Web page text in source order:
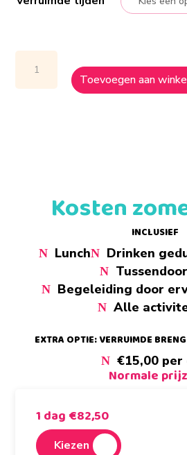
Kids
Toevoegen aan
Kosten
INCLUSIEF
Lunch
Drinken
Begeleiding door
Alle
EXTRA OPTIE: VERRUIMDE
€15,00 per
Normale
1 dag €82,50
Kiezen